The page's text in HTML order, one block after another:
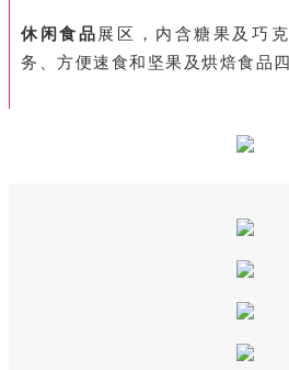
休闲食品 展区，内含糖果及巧
务、方便速食和坚果及烘焙食品